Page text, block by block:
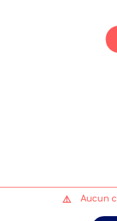
Aucun